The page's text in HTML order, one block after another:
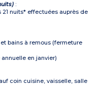
:
nuits* effectuées auprès de
bains à remous (fermeture
en janvier)
coin cuisine, vaisselle, salle